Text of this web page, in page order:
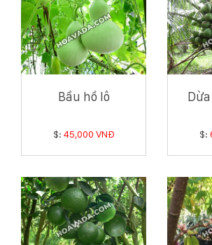
Bầu hồ lô
$: 45,000 VNĐ $: